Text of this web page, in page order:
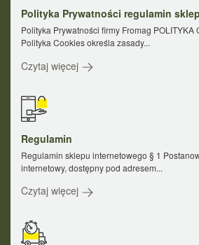
Polityka Prywatności regulamin
Polityka Prywatności firmy Fromag POLITYKA
Polityka Cookies określa zasady...
Czytaj więcej
Regulamin
Regulamin sklepu internetowego § 1
internetowy, dostępny pod adresem...
Czytaj więcej